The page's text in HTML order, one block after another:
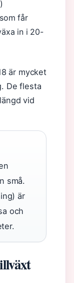
får
in i 20-
är mycket
De flesta
vid
små.
är
och